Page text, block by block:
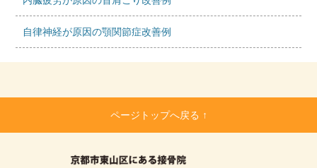
自律神経が原因の顎関節症改善例
ページトップへ戻る ↑